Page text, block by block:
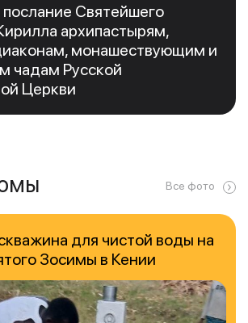
Святейшего
архипастырям,
монашествующим и
чадам Русской
Церкви
Все фото
для чистой воды на
Зосимы в Кении